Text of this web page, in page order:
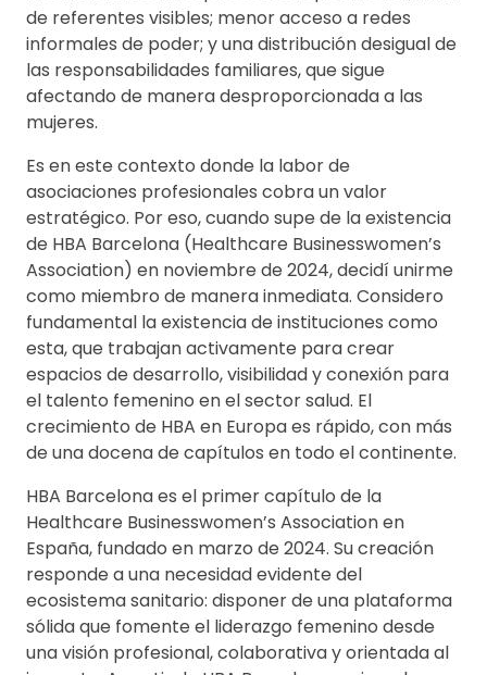
de referentes visibles; menor acceso a redes
informales de poder; y una distribución desigual de
las responsabilidades familiares, que sigue
afectando de manera desproporcionada a las
mujeres.
Es en este contexto donde la labor de
asociaciones profesionales cobra un valor
estratégico. Por eso, cuando supe de la existencia
de HBA Barcelona (Healthcare Businesswomen’s
Association) en noviembre de 2024, decidí unirme
como miembro de manera inmediata. Considero
fundamental la existencia de instituciones como
esta, que trabajan activamente para crear
espacios de desarrollo, visibilidad y conexión para
el talento femenino en el sector salud. El
crecimiento de HBA en Europa es rápido, con más
de una docena de capítulos en todo el continente.
HBA Barcelona es el primer capítulo de la
Healthcare Businesswomen’s Association en
España, fundado en marzo de 2024. Su creación
responde a una necesidad evidente del
ecosistema sanitario: disponer de una plataforma
sólida que fomente el liderazgo femenino desde
una visión profesional, colaborativa y orientada al